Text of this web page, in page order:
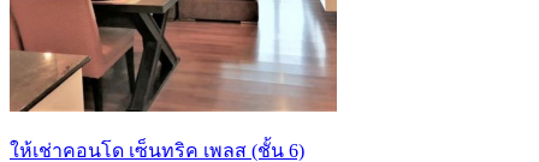
ให้เช่าคอนโด เซ็นทริค เพลส (ชั้น 6)